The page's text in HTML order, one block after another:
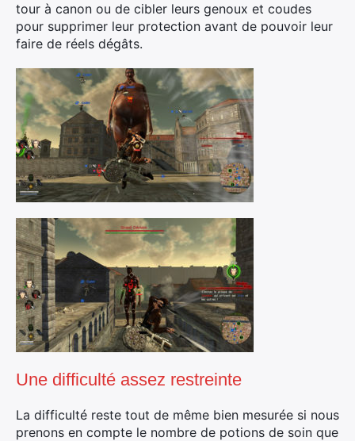
tour à canon ou de cibler leurs genoux et coudes
pour supprimer leur protection avant de pouvoir leur
faire de réels dégâts.
Une difficulté assez restreinte
La difficulté reste tout de même bien mesurée si nous
prenons en compte le nombre de potions de soin que